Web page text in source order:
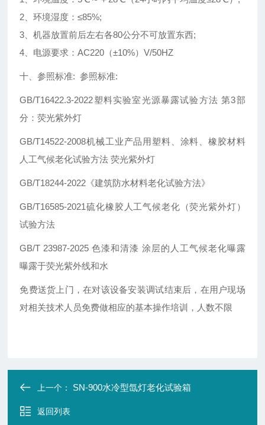
2、环境湿度：≤85%;
3、机器放置前后左右各80公分不可放置东西;
4、电源要求：AC220（±10%）V/50HZ
十、参照标准: 参照标准:
GB/T16422.3-2022塑料实验室光源暴露试验方法 第3部
分：荧光紫外灯
GB/T14522-2008机械工业产品用塑料、涂料、橡胶材料
人工气候老化试验方法 荧光紫外灯
GB/T18244-2022《建筑防水材料老化试验方法》
GB/T16585-2021硫化橡胶人工气候老化（荧光紫外灯）
试验方法
GB/T 23987-2025 色漆和清漆 涂层的人工气候老化曝露
曝露于荧光紫外线和水
免费送货上门，在对该设备安装调试结束后，在用户现场
对相关技术人员免费做相应的基本操作培训，人数不限
上一个： SN-900水冷型氙灯老化试验箱
返回列表